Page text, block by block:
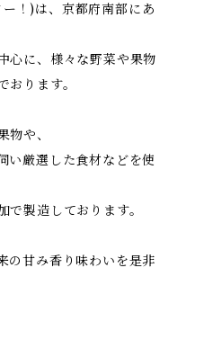
！)は、京都府南部にあ
心に、様々な野菜や果物
おります。
物や、
い厳選した食材などを使
で製造しております。
の甘み香り味わいを是非